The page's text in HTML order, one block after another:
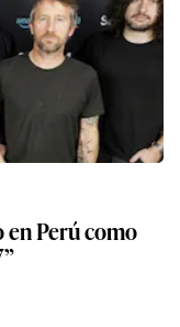
Perú como